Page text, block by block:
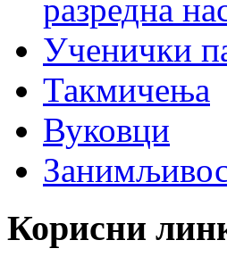
разредна
Ученички
Такмичења
Вуковци
Корисни